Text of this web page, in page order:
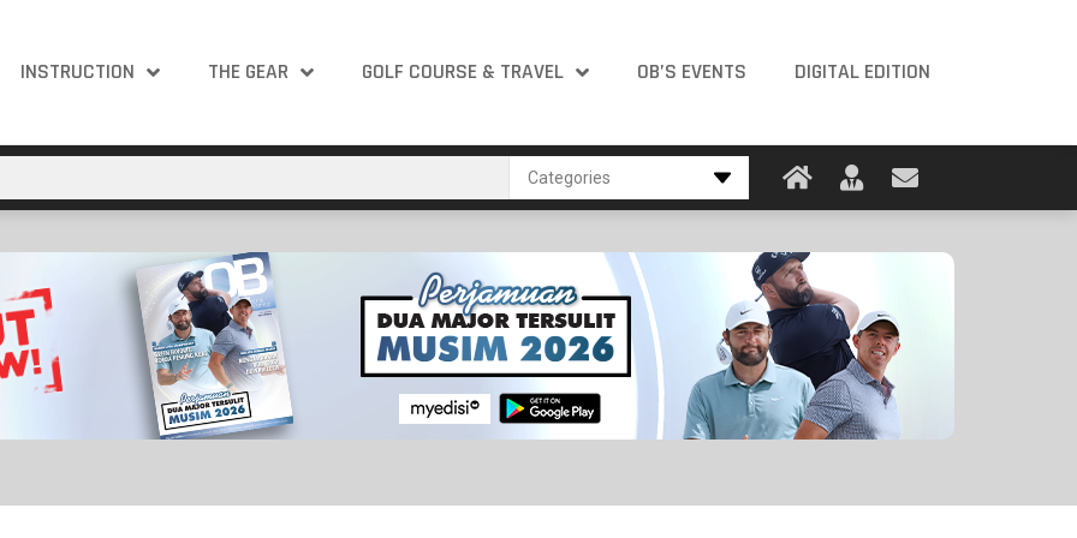
INSTRUCTION THE GEAR GOLF COURSE & TRAVEL OB’S EVENTS DIGITAL EDITION
Categories